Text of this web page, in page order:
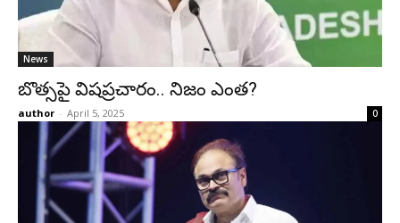
News
బొత్సపై విషప్రచారం.. నిజం ఎంత?
author - April 5, 2025 0